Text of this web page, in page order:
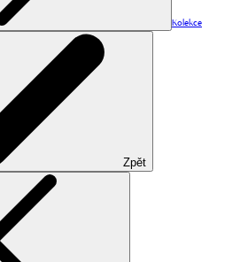
Kolekce
Zpět